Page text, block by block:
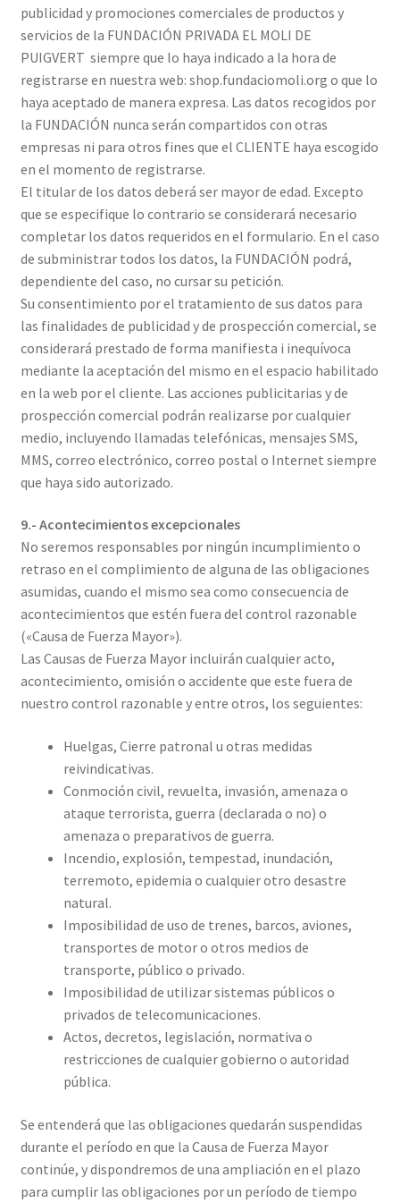
publicidad y promociones comerciales de productos y
servicios de la FUNDACIÓN PRIVADA EL MOLI DE
PUIGVERT siempre que lo haya indicado a la hora de
registrarse en nuestra web: shop.fundaciomoli.org o que lo
haya aceptado de manera expresa. Las datos recogidos por
la FUNDACIÓN nunca serán compartidos con otras
empresas ni para otros fines que el CLIENTE haya escogido
en el momento de registrarse.
El titular de los datos deberá ser mayor de edad. Excepto
que se especifique lo contrario se considerará necesario
completar los datos requeridos en el formulario. En el caso
de subministrar todos los datos, la FUNDACIÓN podrá,
dependiente del caso, no cursar su petición.
Su consentimiento por el tratamiento de sus datos para
las finalidades de publicidad y de prospección comercial, se
considerará prestado de forma manifiesta i inequívoca
mediante la aceptación del mismo en el espacio habilitado
en la web por el cliente. Las acciones publicitarias y de
prospección comercial podrán realizarse por cualquier
medio, incluyendo llamadas telefónicas, mensajes SMS,
MMS, correo electrónico, correo postal o Internet siempre
que haya sido autorizado.
9.- Acontecimientos excepcionales
No seremos responsables por ningún incumplimiento o
retraso en el complimiento de alguna de las obligaciones
asumidas, cuando el mismo sea como consecuencia de
acontecimientos que estén fuera del control razonable
(«Causa de Fuerza Mayor»).
Las Causas de Fuerza Mayor incluirán cualquier acto,
acontecimiento, omisión o accidente que este fuera de
nuestro control razonable y entre otros, los seguientes:
Huelgas, Cierre patronal u otras medidas
reivindicativas.
Conmoción civil, revuelta, invasión, amenaza o
ataque terrorista, guerra (declarada o no) o
amenaza o preparativos de guerra.
Incendio, explosión, tempestad, inundación,
terremoto, epidemia o cualquier otro desastre
natural.
Imposibilidad de uso de trenes, barcos, aviones,
transportes de motor o otros medios de
transporte, público o privado.
Imposibilidad de utilizar sistemas públicos o
privados de telecomunicaciones.
Actos, decretos, legislación, normativa o
restricciones de cualquier gobierno o autoridad
pública.
Se entenderá que las obligaciones quedarán suspendidas
durante el período en que la Causa de Fuerza Mayor
continúe, y dispondremos de una ampliación en el plazo
para cumplir las obligaciones por un período de tiempo